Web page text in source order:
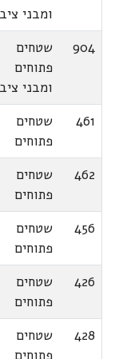
ומבני
904
שטחים
פתוחים
ומבני
461
שטחים
פתוחים
462
שטחים
פתוחים
456
שטחים
פתוחים
426
שטחים
פתוחים
428
שטחים